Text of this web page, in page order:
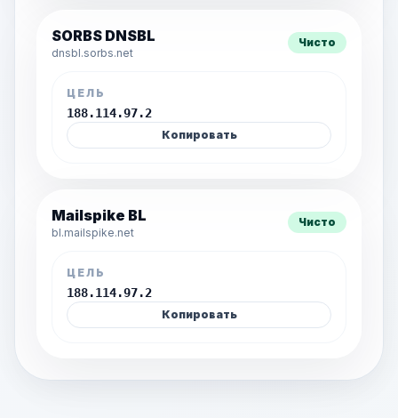
SORBS DNSBL
dnsbl.sorbs.net
Чисто
ЦЕЛЬ
188.114.97.2
Копировать
Mailspike BL
bl.mailspike.net
Чисто
ЦЕЛЬ
188.114.97.2
Копировать